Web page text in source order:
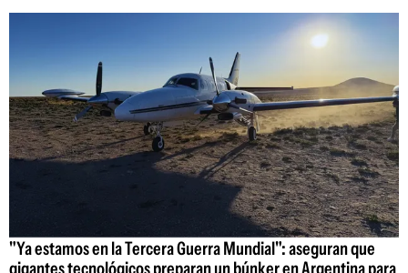
"Ya estamos en la Tercera Guerra Mundial": aseguran que